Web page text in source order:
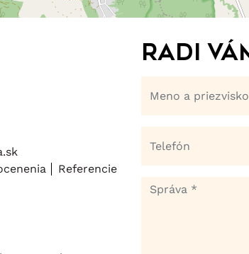
Referencie
Radi